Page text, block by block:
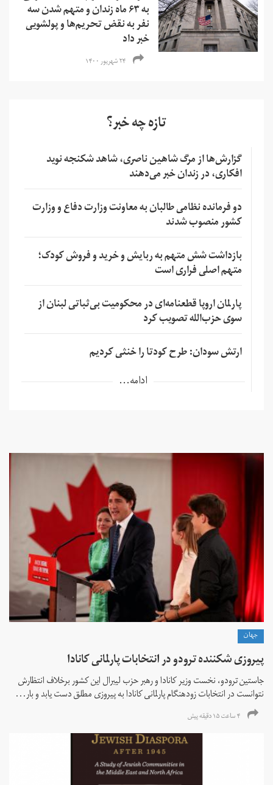
به ۶۳ ماه زندان و متهم شدن سه
نفر به نقض تحریم‌ها و‌ پولشویی
خبر داد
۲۴ شهریور ۱۴۰۰
تازه چه خبر؟
گزارش‌ها از مرگ شاهین ناصری، شاهد شکنجه نوید
افکاری، در زندان خبر می‌دهند
دو فرمانده نظامی طالبان به معاونت وزارت دفاع و وزارت
کشور منصوب شدند
بازداشت شش متهم به ربایش و خرید و فروش کودک؛
متهم اصلی فراری است
پارلمان اروپا قطعنامه‌ای در محکومیت بی‌ثباتی لبنان از
سوی حزب‌الله تصویب کرد
ارتش سودان: طرح کودتا را خنثی کردیم
ادامه...
جهان
پیروزی شکننده ترودو در انتخابات پارلمانی کانادا
جاستین ترودو، نخست وزیر کانادا و رهبر حزب لیبرال این کشور برخلاف انتظارش
نتوانست در انتخابات زود‌هنگام پارلمانی کانادا به پیروزی مطلق دست یابد و بار...
۴ ساعت ۱۵ دقیقه پیش